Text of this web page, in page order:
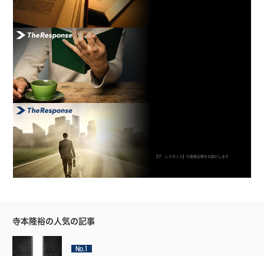
【ザ・レスポンス】の最新記事をお届けします
寺本隆裕の人気の記事
No.1